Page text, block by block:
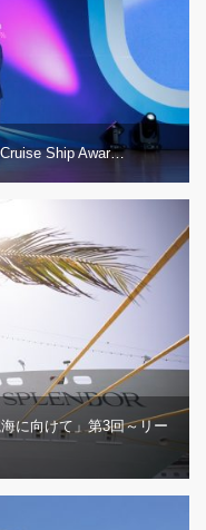
Ship Awar…
に向けて」第3回～リー